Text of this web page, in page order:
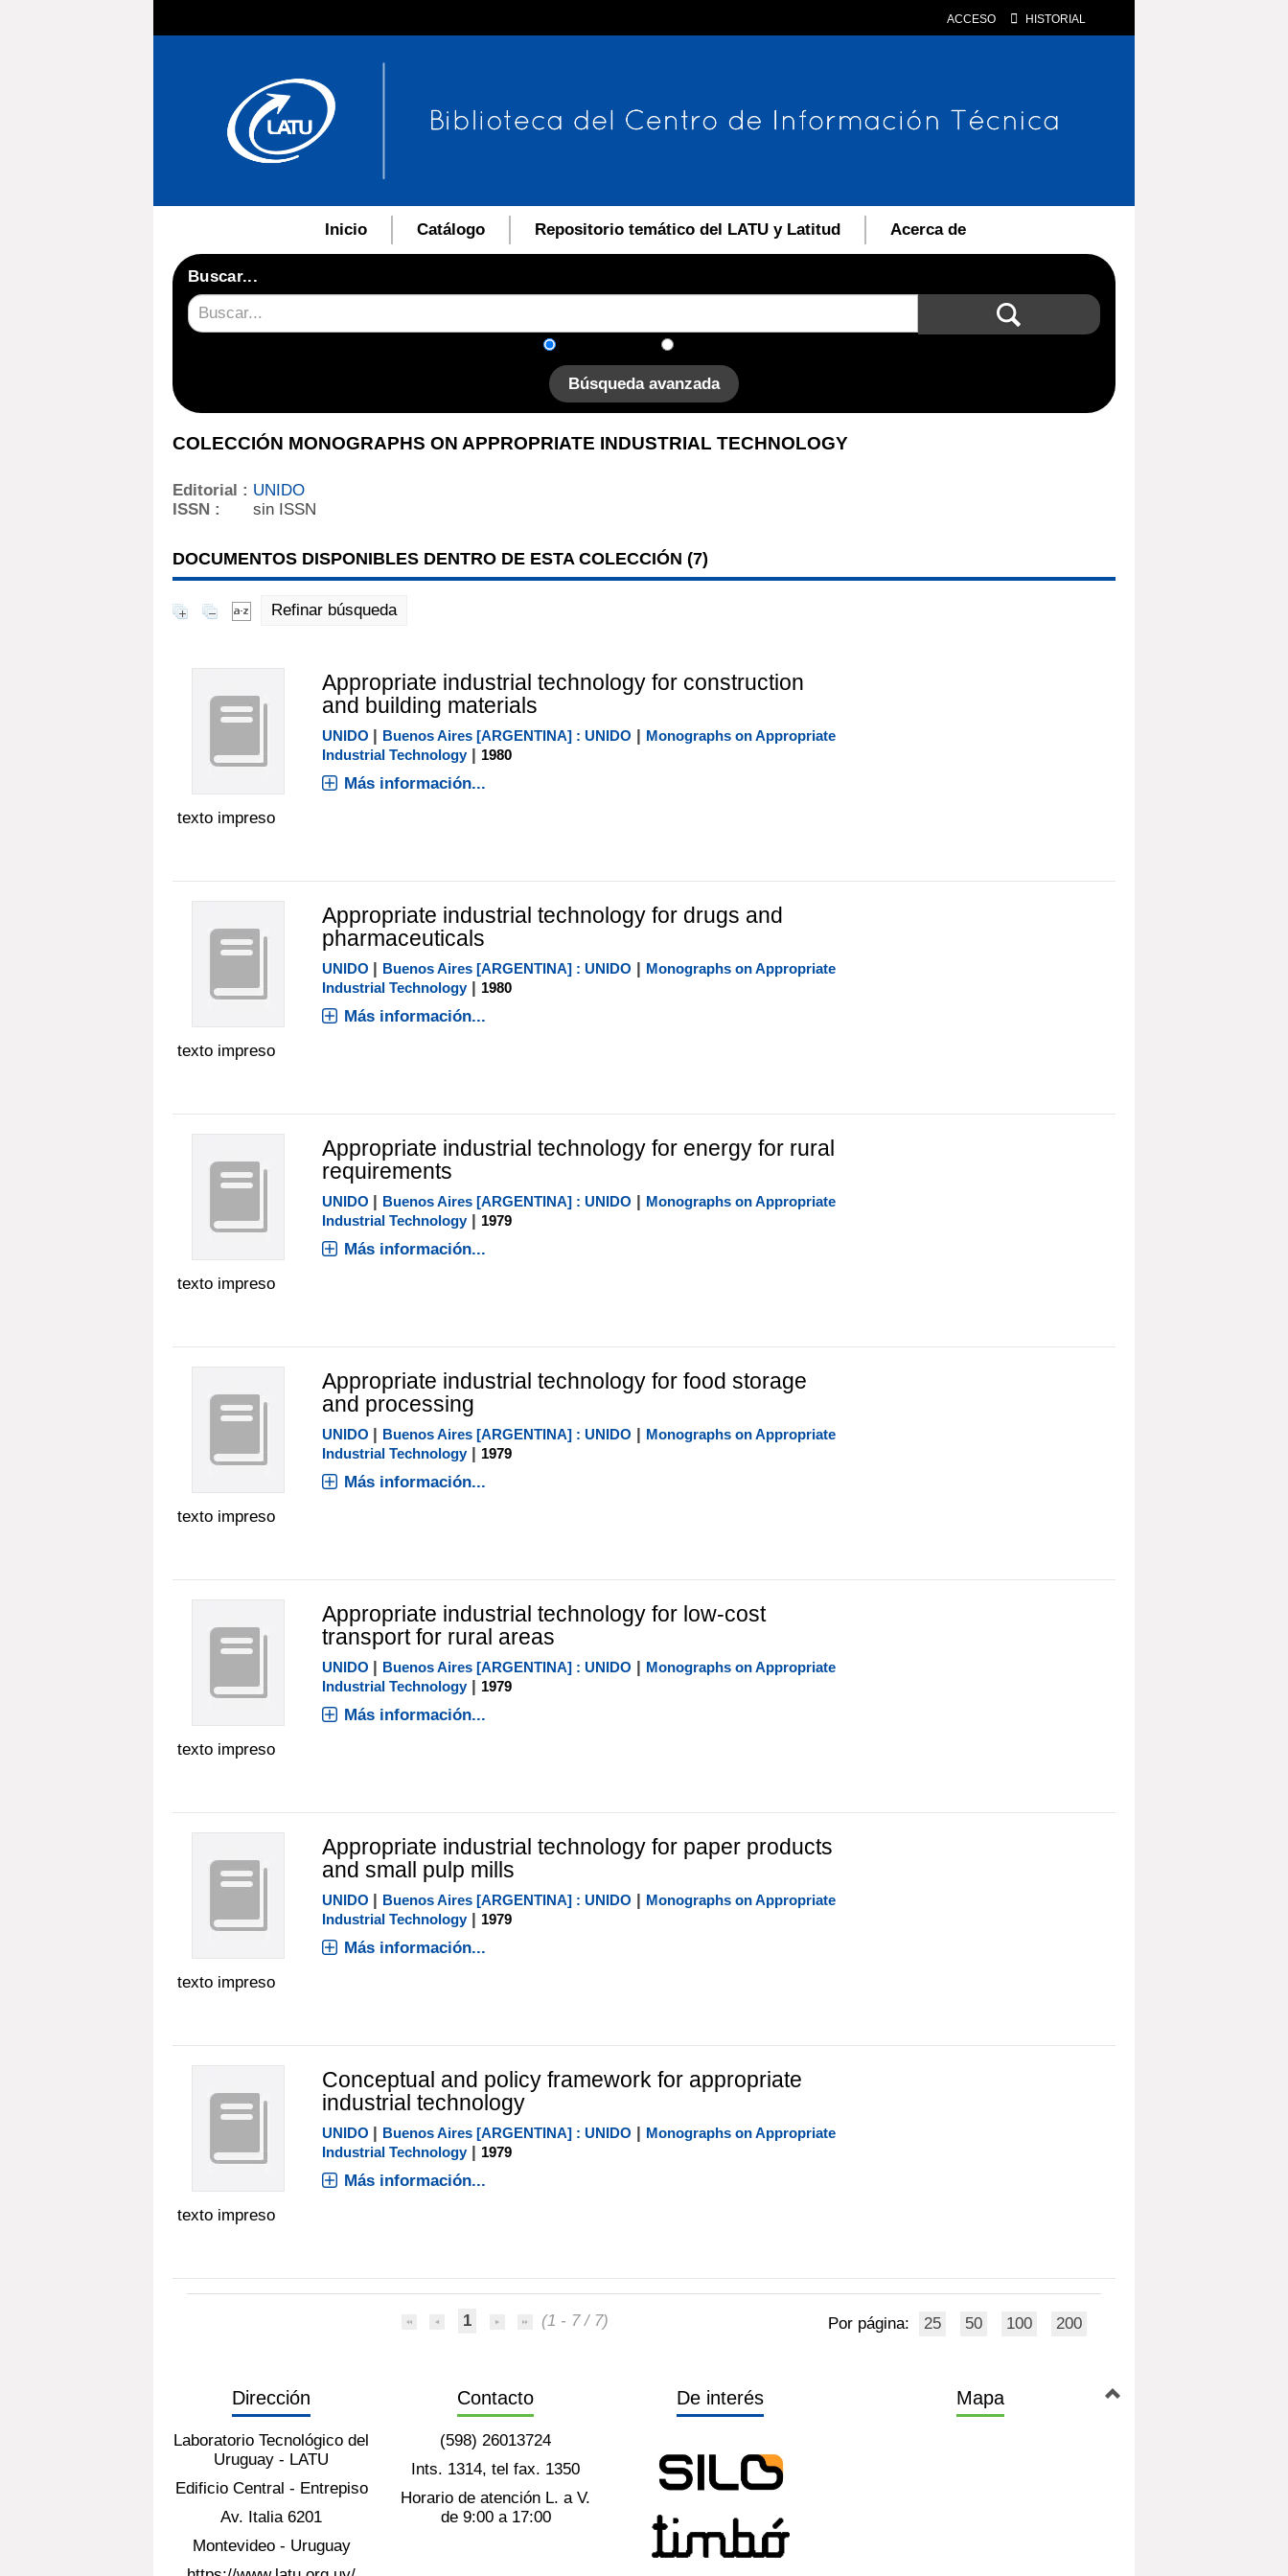
ACCESO HISTORIAL
Inicio Catálogo Repositorio temático del LATU y Latitud Acerca de
Buscar...
Búsqueda avanzada
COLECCIÓN MONOGRAPHS ON APPROPRIATE INDUSTRIAL TECHNOLOGY
Editorial : UNIDO
ISSN :
sin ISSN
DOCUMENTOS DISPONIBLES DENTRO DE ESTA COLECCIÓN (7)
Refinar búsqueda
texto impreso
Appropriate industrial technology for construction
and building materials
UNIDO | Buenos Aires [ARGENTINA] : UNIDO | Monographs on Appropriate
Industrial Technology| 1980
Más información...
texto impreso
Appropriate industrial technology for drugs and
pharmaceuticals
UNIDO | Buenos Aires [ARGENTINA] : UNIDO | Monographs on Appropriate
Industrial Technology| 1980
Más información...
texto impreso
Appropriate industrial technology for energy for rural
requirements
UNIDO | Buenos Aires [ARGENTINA] : UNIDO | Monographs on Appropriate
Industrial Technology| 1979
Más información...
texto impreso
Appropriate industrial technology for food storage
and processing
UNIDO | Buenos Aires [ARGENTINA] : UNIDO | Monographs on Appropriate
Industrial Technology| 1979
Más información...
texto impreso
Appropriate industrial technology for low-cost
transport for rural areas
UNIDO | Buenos Aires [ARGENTINA] : UNIDO | Monographs on Appropriate
Industrial Technology| 1979
Más información...
texto impreso
Appropriate industrial technology for paper products
and small pulp mills
UNIDO | Buenos Aires [ARGENTINA] : UNIDO | Monographs on Appropriate
Industrial Technology| 1979
Más información...
texto impreso
Conceptual and policy framework for appropriate
industrial technology
UNIDO | Buenos Aires [ARGENTINA] : UNIDO | Monographs on Appropriate
Industrial Technology| 1979
Más información...
1 (1 - 7 / 7) Por página: 25 50 100 200
Dirección
Laboratorio Tecnológico del
Uruguay - LATU
Edificio Central - Entrepiso
Av. Italia 6201
Montevideo - Uruguay
Contacto
(598) 26013724
Ints. 1314, tel fax. 1350
Horario de atención L. a V.
de 9:00 a 17:00
De interés Mapa